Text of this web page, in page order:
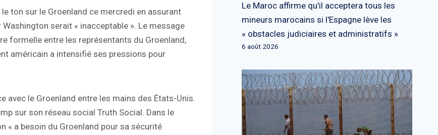
ton sur le Groenland ce mercredi en assurant
serait « inacceptable ». Le message
formelle entre les représentants du Groenland,
américain a intensifié ses pressions pour
avec le Groenland entre les mains des États-Unis.
sur son réseau social Truth Social. Dans le
« a besoin du Groenland pour sa sécurité
Le Maroc affirme qu'il acceptera tous les
mineurs marocains si l'Espagne lève les
« obstacles judiciaires et administratifs »
6 août 2026